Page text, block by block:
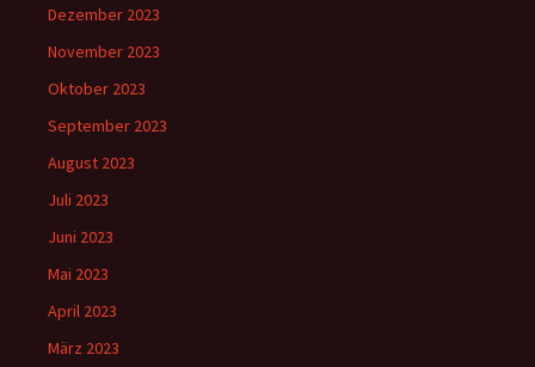
Dezember 2023
November 2023
Oktober 2023
September 2023
August 2023
Juli 2023
Juni 2023
Mai 2023
April 2023
März 2023